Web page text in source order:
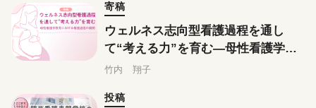
寄稿
ウェルネス志向型看護過程を通し
て“考える力”を育む―母性看護学教
育における看護過程の展開
竹内 翔子
投稿